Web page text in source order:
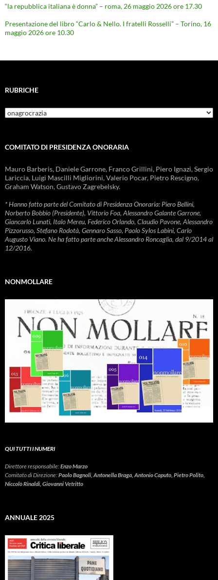
“la repubblica italiana è donna” – roma, 26 maggio 2026 ore 17.30
Presentazione del libro “Carlo & Nello. I fratelli Rosselli” – Torino, 16
maggio 2026 ore 10.30
RUBRICHE
Rubriche
COMITATO DI PRESIDENZA ONORARIA
Mauro Barberis, Daniele Garrone, Franco Grillini, Piero Ignazi, Sergio
Lariccia, Luigi Mascilli Migliorini, Valerio Pocar, Pietro Rescigno,
Graham Watson, Gustavo Zagrebelsky.
* Hanno fatto parte del Comitato di Presidenza Onoraria: Piero Bellini,
Norberto Bobbio (Presidente), Vittorio Foa, Alessandro Galante Garrone,
Giancarlo Lunati, Italo Mereu, Federico Orlando, Claudio Pavone, Alessandro
Pizzorusso, Stefano Rodotà, Gennaro Sasso, Paolo Sylos Labini, Carlo
Augusto Viano. Ne ha fatto parte anche Alessandro Roncaglia, dal 9/2014 al
12/2016.
NONMOLLARE
QUI TUTTI I NUMERI
Direttore responsabile:Enzo Marzo
Comitato di Direzione:Paolo Bagnoli, Antonella Braga, Antonio Caputo, Pietro Polito,
Niccolò Rinaldi, Giovanni Vetritto
ANNUALE 2025